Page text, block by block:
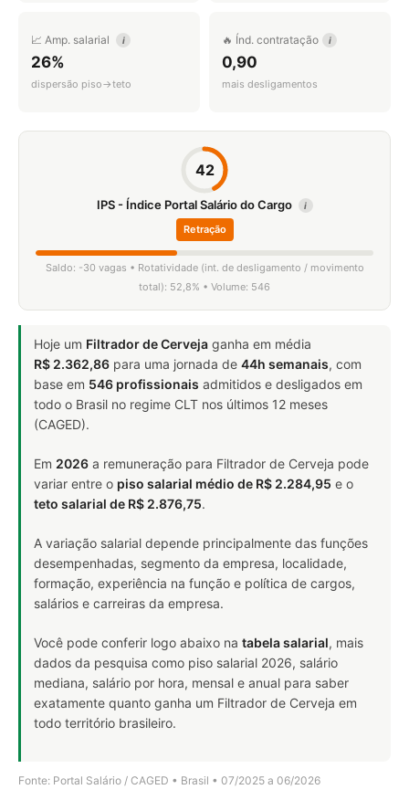
📈 Amp. salarial i
26%
dispersão piso→teto
🔥 Índ. contratação i
0,90
mais desligamentos
42
IPS - Índice Portal Salário do Cargo i
Retração
Saldo: -30 vagas • Rotatividade (int. de desligamento / movimento
total): 52,8% • Volume: 546
Hoje um Filtrador de Cerveja ganha em média
R$ 2.362,86 para uma jornada de 44h semanais, com
base em 546 profissionais admitidos e desligados em
todo o Brasil no regime CLT nos últimos 12 meses
(CAGED).
Em 2026 a remuneração para Filtrador de Cerveja pode
variar entre o piso salarial médio de R$ 2.284,95 e o
teto salarial de R$ 2.876,75.
A variação salarial depende principalmente das funções
desempenhadas, segmento da empresa, localidade,
formação, experiência na função e política de cargos,
salários e carreiras da empresa.
Você pode conferir logo abaixo na tabela salarial, mais
dados da pesquisa como piso salarial 2026, salário
mediana, salário por hora, mensal e anual para saber
exatamente quanto ganha um Filtrador de Cerveja em
todo território brasileiro.
Fonte: Portal Salário / CAGED • Brasil • 07/2025 a 06/2026